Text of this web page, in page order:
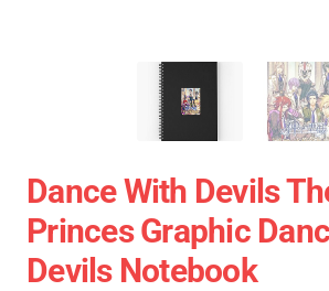
Dance With Devils
Princes Graphic
Devils Notebook